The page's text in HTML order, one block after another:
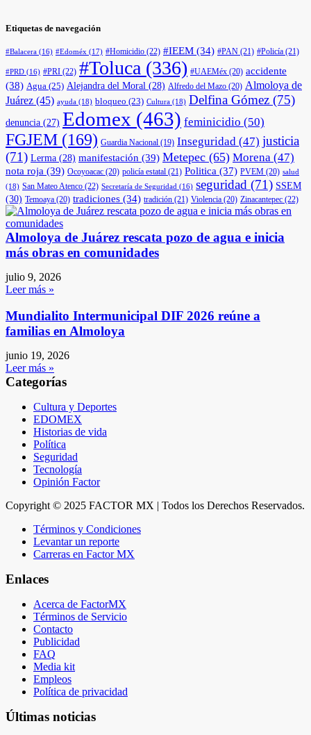
Etiquetas de navegación
#Balacera (16) #Edoméx (17) #Homicidio (22) #IEEM (34) #PAN (21) #Policía (21)
#PRD (16) #PRI (22) #Toluca (336) #UAEMéx (20) accidente
(38) Agua (25) Alejandra del Moral (28) Alfredo del Mazo (20) Almoloya de
Juárez (45) ayuda (18) bloqueo (23) Cultura (18) Delfina Gómez (75)
denuncia (27) Edomex (463) feminicidio (50)
FGJEM (169) Guardia Nacional (19) Inseguridad (47) justicia
(71) Lerma (28) manifestación (39) Metepec (65) Morena (47)
nota roja (39) Ocoyoacac (20) policía estatal (21) Politica (37) PVEM (20) salud
(18) San Mateo Atenco (22) Secretaría de Seguridad (16) seguridad (71) SSEM
(30) Temoaya (20) tradiciones (34) tradición (21) Violencia (20) Zinacantepec (22)
Almoloya de Juárez rescata pozo de agua e inicia
más obras en comunidades
julio 9, 2026
Leer más »
Mundialito Intermunicipal DIF 2026 reúne a
familias en Almoloya
junio 19, 2026
Leer más »
Categorías
Cultura y Deportes
EDOMEX
Historias de vida
Política
Seguridad
Tecnología
Opinión Factor
Copyright © 2025 FACTOR MX | Todos los Derechos Reservados.
Términos y Condiciones
Levantar un reporte
Carreras en Factor MX
Enlaces
Acerca de FactorMX
Términos de Servicio
Contacto
Publicidad
FAQ
Media kit
Empleos
Política de privacidad
Últimas noticias